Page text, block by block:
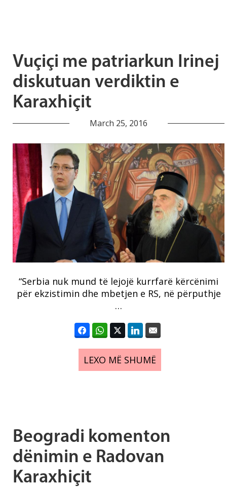
Vuçiçi me patriarkun Irinej
diskutuan verdiktin e
Karaxhiçit
March 25, 2016
“Serbia nuk mund të lejojë kurrfarë kërcënimi
për ekzistimin dhe mbetjen e RS, në përputhje
…
LEXO MË SHUMË
Beogradi komenton
dënimin e Radovan
Karaxhiçit